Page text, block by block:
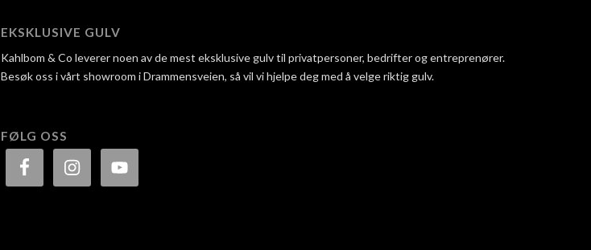
EKSKLUSIVE GULV
Kahlbom & Co leverer noen av de mest eksklusive gulv til privatpersoner, bedrifter og entreprenører.
Besøk oss i vårt showroom i Drammensveien, så vil vi hjelpe deg med å velge riktig gulv.
FØLG OSS